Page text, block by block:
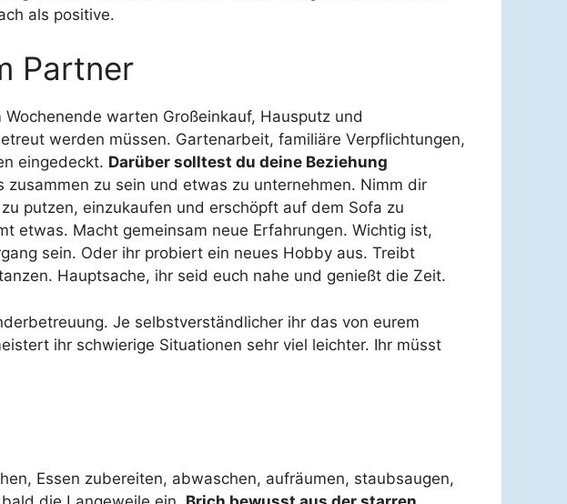
als positive.
Partner
warten Großeinkauf, Hausputz und
werden müssen. Gartenarbeit, familiäre Verpflichtungen,
eingedeckt. Darüber solltest du deine Beziehung
zusammen zu sein und etwas zu unternehmen. Nimm dir
putzen, einzukaufen und erschöpft auf dem Sofa zu
etwas. Macht gemeinsam neue Erfahrungen. Wichtig ist,
sein. Oder ihr probiert ein neues Hobby aus. Treibt
Hauptsache, ihr seid euch nahe und genießt die Zeit.
Je selbstverständlicher ihr das von eurem
ihr schwierige Situationen sehr viel leichter. Ihr müsst
Essen zubereiten, abwaschen, aufräumen, staubsaugen,